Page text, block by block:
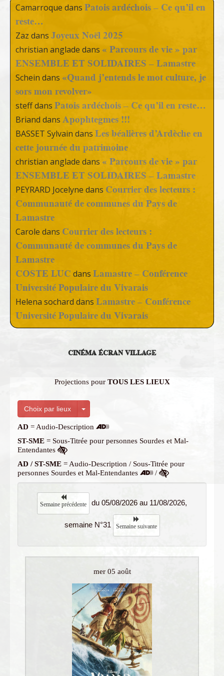
Camarroque dans Patois ardéchois – Ce qu’il en
reste…
Zaz dans Joyeux Noël 2025
christian anglade dans « Parcours de vie » par
ENSEMBLE ET SOLIDAIRES – Lamastre
Schein dans «Quand j’entends le mot culture, je
sors mon revolver»
steffdans Patois ardéchois – Ce qu’il en reste…
Briand dans Apophtegmes !!!
BASSET Sylvain dans Les béalières d’Ardèche en
cette journée du patrimoine
christian anglade dans « Parcours de vie » par
ENSEMBLE ET SOLIDAIRES – Lamastre
PEYRARD Jocelyne dans Courrier des lecteurs :
Communauté de communes du Pays de
Lamastre
Carole dans Courrier des lecteurs :
Communauté de communes du Pays de
Lamastre
COSTE LUC dans Lamastre – Conférence
Université Populaire du Vivarais
Helena sochard dans Lamastre – Conférence
Université Populaire du Vivarais
CINÉMA ÉCRAN VILLAGE